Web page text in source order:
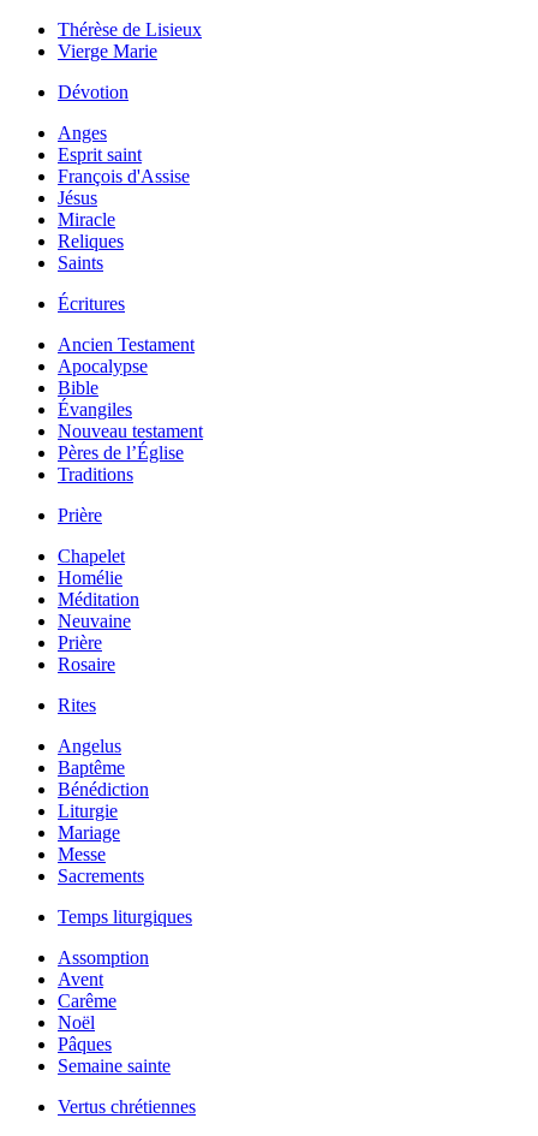
Thérèse de Lisieux
Vierge Marie
Dévotion
Anges
Esprit saint
François d'Assise
Jésus
Miracle
Reliques
Saints
Écritures
Ancien Testament
Apocalypse
Bible
Évangiles
Nouveau testament
Pères de l’Église
Traditions
Prière
Chapelet
Homélie
Méditation
Neuvaine
Prière
Rosaire
Rites
Angelus
Baptême
Bénédiction
Liturgie
Mariage
Messe
Sacrements
Temps liturgiques
Assomption
Avent
Carême
Noël
Pâques
Semaine sainte
Vertus chrétiennes